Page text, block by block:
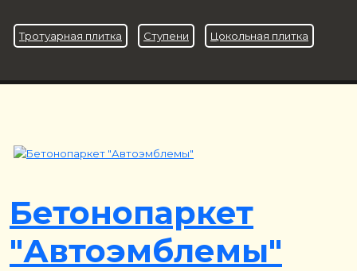
Тротуарная плитка Ступени Цокольная плитка
Бетонопаркет
"Автоэмблемы"